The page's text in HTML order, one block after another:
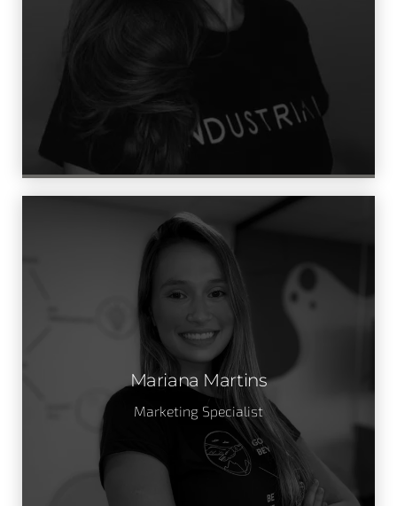
Mariana Martins
Marketing Specialist